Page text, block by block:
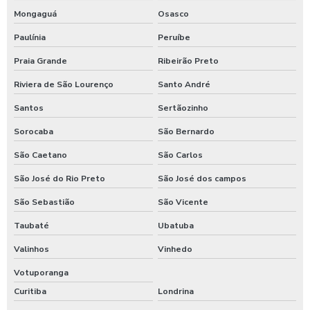
Válvulas para sistema de incêndio hidrante
Ventosa de alta performance
Mongaguá Osasco
Paulínia Peruíbe
Praia Grande Ribeirão Preto
Riviera de São Lourenço Santo André
Santos Sertãozinho
Sorocaba São Bernardo
São Caetano São Carlos
São José do Rio Preto São José dos campos
São Sebastião São Vicente
Taubaté Ubatuba
Valinhos Vinhedo
Votuporanga
Curitiba
Londrina